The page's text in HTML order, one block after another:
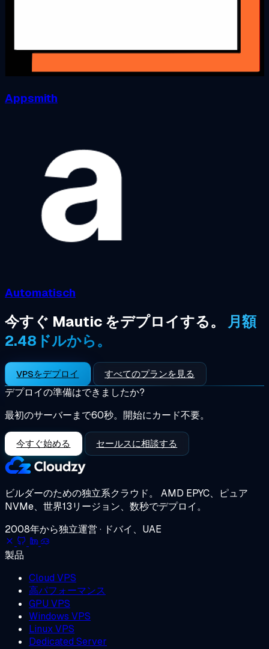
Appsmith
Automatisch
今すぐ Mautic をデプロイする。 月額
2.48ドルから。
VPSをデプロイ すべてのプランを見る
デプロイの準備はできましたか?
最初のサーバーまで60秒。開始にカード不要。
今すぐ始める セールスに相談する
ビルダーのための独立系クラウド。 AMD EPYC、ピュア
NVMe、世界13リージョン、数秒でデプロイ。
2008年から独立運営 · ドバイ、UAE
製品
Cloud VPS
高パフォーマンス
GPU VPS
Windows VPS
Linux VPS
Dedicated Server